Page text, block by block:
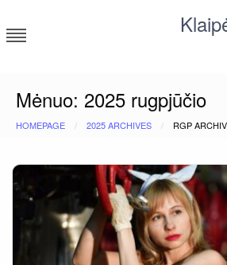
to
content
Mėnuo: 2025 rugpjūčio
HOMEPAGE 2025 ARCHIVES RGP